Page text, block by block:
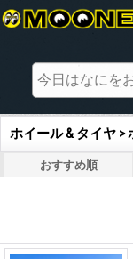
ホイール & タイヤ >
おすすめ順